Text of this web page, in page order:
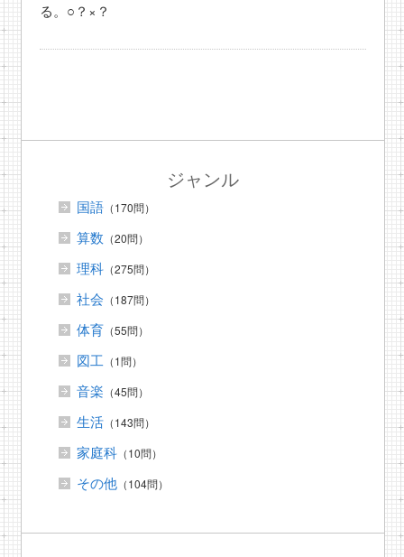
る。○？×？
ジャンル
国語（170問）
算数 （20問）
理科（275問）
社会 （187問）
体育（55問）
図工 （1問）
音楽 （45問）
生活（143問）
家庭科（10問）
その他（104問）